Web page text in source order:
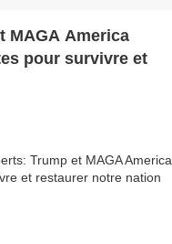
MAGA America
pour survivre et